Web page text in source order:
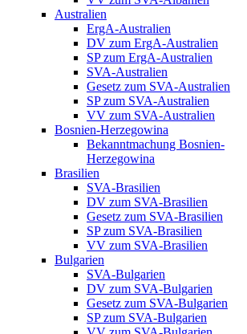
Australien
ErgA-Australien
DV zum ErgA-Australien
SP zum ErgA-Australien
SVA-Australien
Gesetz zum SVA-Australien
SP zum SVA-Australien
VV zum SVA-Australien
Bosnien-Herzegowina
Bekanntmachung Bosnien-
Herzegowina
Brasilien
SVA-Brasilien
DV zum SVA-Brasilien
Gesetz zum SVA-Brasilien
SP zum SVA-Brasilien
VV zum SVA-Brasilien
Bulgarien
SVA-Bulgarien
DV zum SVA-Bulgarien
Gesetz zum SVA-Bulgarien
SP zum SVA-Bulgarien